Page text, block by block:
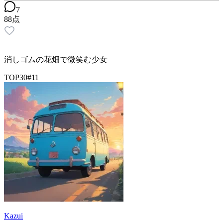
7
88点
消しゴムの花畑で微笑む少女
TOP30#11
Kazui